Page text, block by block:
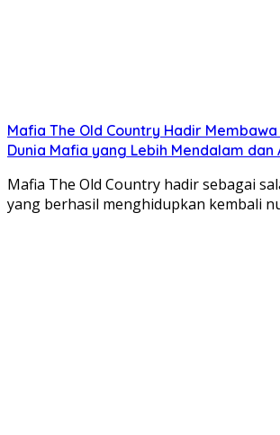
Mafia The Old Country Hadir
Dunia Mafia yang Lebih Mendalam dan
Mafia The Old Country hadir sebagai
yang berhasil menghidupkan kembali